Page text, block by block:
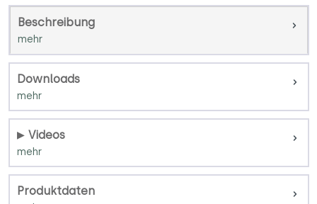
Beschreibung
Downloads
Videos
Produktdaten